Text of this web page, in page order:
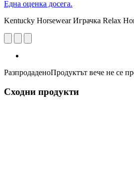
Една оценка досега.
Kentucky Horsewear Играчка Relax
РазпродаденоПродуктът вече не се
Сходни продукти